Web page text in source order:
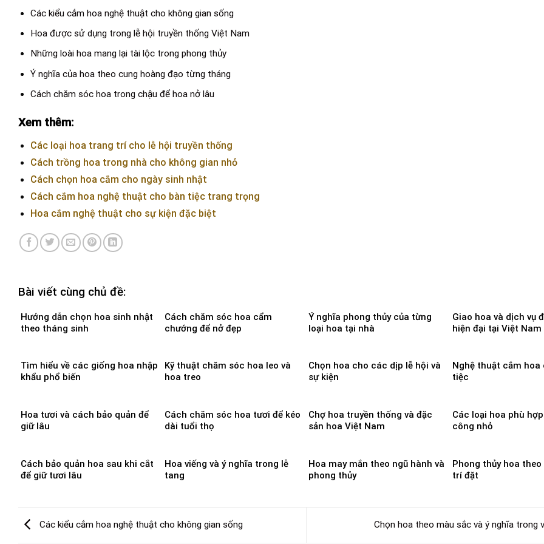
Các kiểu cắm hoa nghệ thuật cho không gian sống
Hoa được sử dụng trong lễ hội truyền thống Việt Nam
Những loài hoa mang lại tài lộc trong phong thủy
Ý nghĩa của hoa theo cung hoàng đạo từng tháng
Cách chăm sóc hoa trong chậu để hoa nở lâu
Xem thêm:
Các loại hoa trang trí cho lễ hội truyền thống
Cách trồng hoa trong nhà cho không gian nhỏ
Cách chọn hoa cắm cho ngày sinh nhật
Cách cắm hoa nghệ thuật cho bàn tiệc trang trọng
Hoa cắm nghệ thuật cho sự kiện đặc biệt
Bài viết cùng chủ đề:
Hướng dẫn chọn hoa sinh nhật
theo tháng sinh
Cách chăm sóc hoa cẩm
chướng để nở đẹp
Ý nghĩa phong thủy của từng
loại hoa tại nhà
Giao hoa và dịch vụ
hiện đại tại Việt Nam
Tìm hiểu về các giống hoa nhập
khẩu phổ biến
Kỹ thuật chăm sóc hoa leo và
hoa treo
Chọn hoa cho các dịp lễ hội và
sự kiện
Nghệ thuật cắm hoa
tiệc
Hoa tươi và cách bảo quản để
giữ lâu
Cách chăm sóc hoa tươi để kéo
dài tuổi thọ
Chợ hoa truyền thống và đặc
sản hoa Việt Nam
Các loại hoa phù
công nhỏ
Cách bảo quản hoa sau khi cắt
để giữ tươi lâu
Hoa viếng và ý nghĩa trong lễ
tang
Hoa may mắn theo ngũ hành và
phong thủy
Phong thủy hoa theo
trí đặt
Các kiểu cắm hoa nghệ thuật cho không gian sống Chọn hoa theo màu sắc và ý nghĩa trong